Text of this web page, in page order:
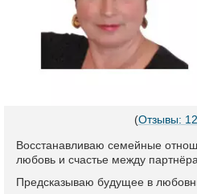
(Отзывы:
Восстанавливаю семейные
любовь и счастье между
Предсказываю будущее в